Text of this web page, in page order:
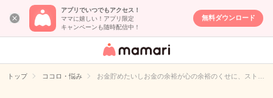
アプリでいつでもアクセス！
ママに嬉しい！アプリ限定
キャンペーンも随時配信中！
無料ダウンロード
女性専用匿名QA
イト
トップ ココロ・悩み お金貯めたいしお金の余裕が心の余裕のくせに、スト…